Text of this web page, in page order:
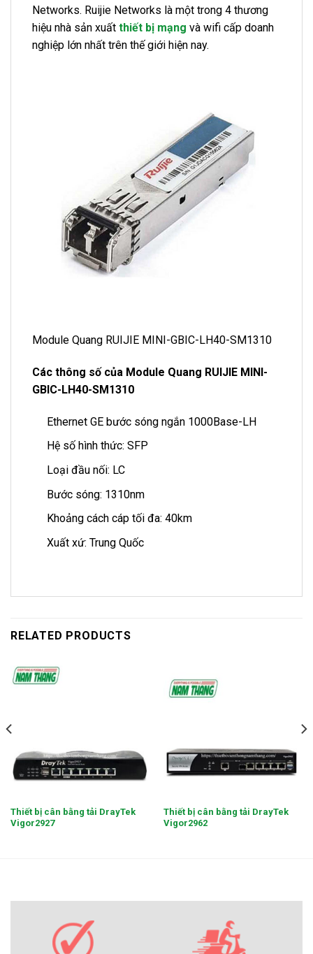
Networks. Ruijie Networks là một trong 4 thương
hiệu nhà sản xuất thiết bị mạng và wifi cấp doanh
nghiệp lớn nhất trên thế giới hiện nay.
Module Quang RUIJIE MINI-GBIC-LH40-SM1310
Các thông số của Module Quang RUIJIE MINI-
GBIC-LH40-SM1310
Ethernet GE bước sóng ngắn 1000Base-LH
Hệ số hình thức: SFP
Loại đầu nối: LC
Bước sóng: 1310nm
Khoảng cách cáp tối đa: 40km
Xuất xứ: Trung Quốc
RELATED PRODUCTS
Thiết bị cân bằng tải DrayTek
Vigor2927
Thiết bị cân bằng tải DrayTek
Vigor2962